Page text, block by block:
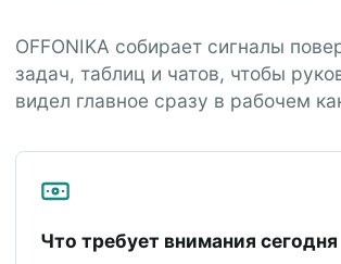
OFFONIKA собирает сигналы
задач, таблиц и чатов, чтобы
видел главное сразу в рабочем
Что требует внимания сегодня